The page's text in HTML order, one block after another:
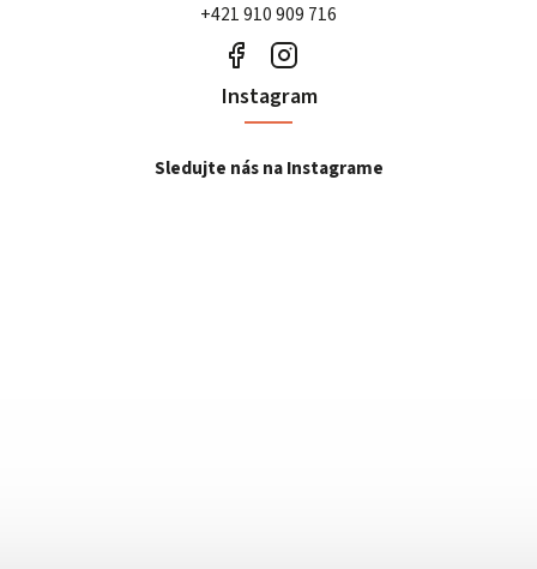
+421 910 909 716
Instagram
Sledujte nás na Instagrame